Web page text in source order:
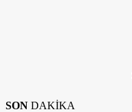
SON DAKİKA